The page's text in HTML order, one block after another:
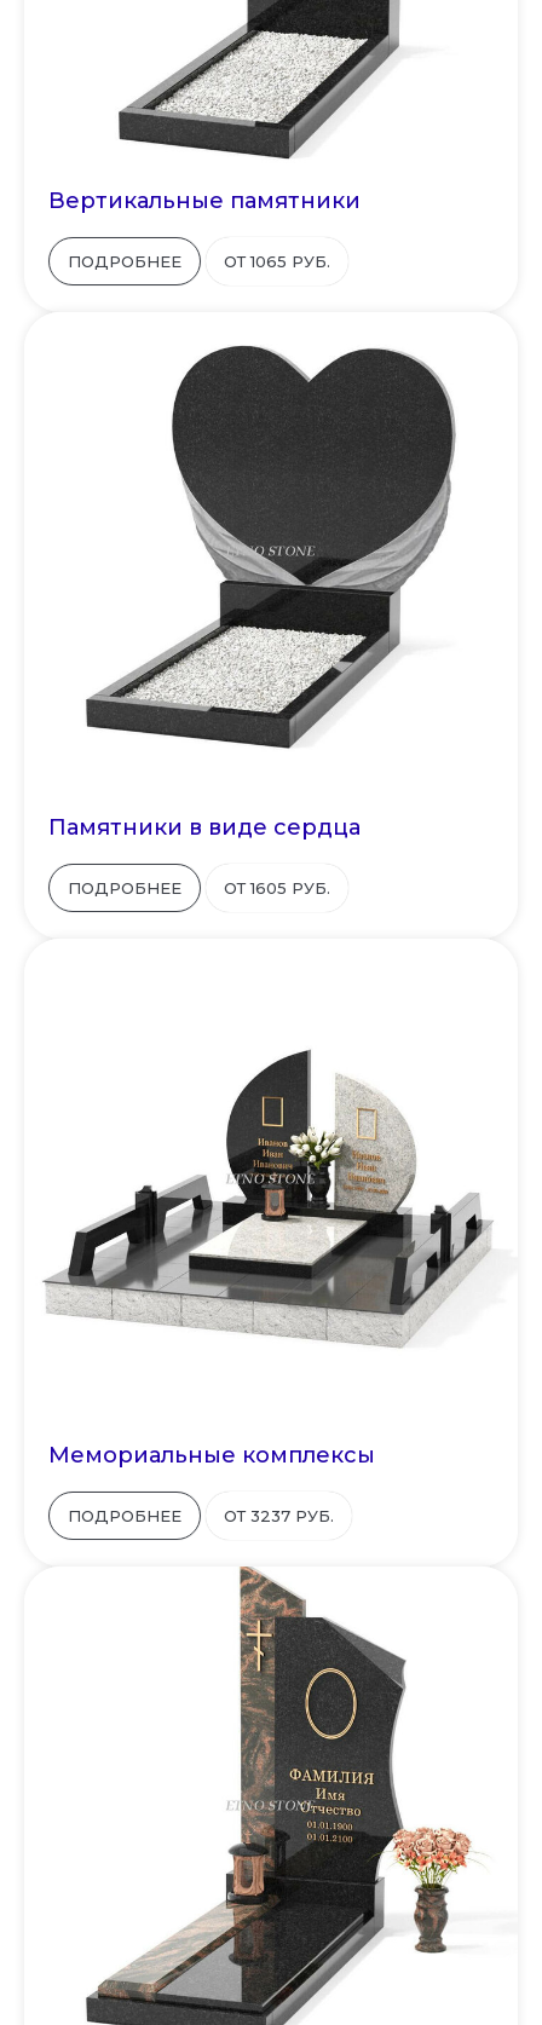
Вертикальные памятники
ПОДРОБНЕЕ ОТ 1065 РУБ.
Памятники в виде сердца
ПОДРОБНЕЕ ОТ 1605 РУБ.
Мемориальные комплексы
ПОДРОБНЕЕ ОТ 3237 РУБ.